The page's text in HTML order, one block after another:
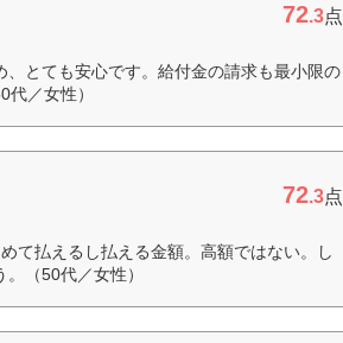
72.3点
とても安心です。給付金の請求も最小限の
／女性）
72.3点
て払えるし払える金額。高額ではない。し
（50代／女性）